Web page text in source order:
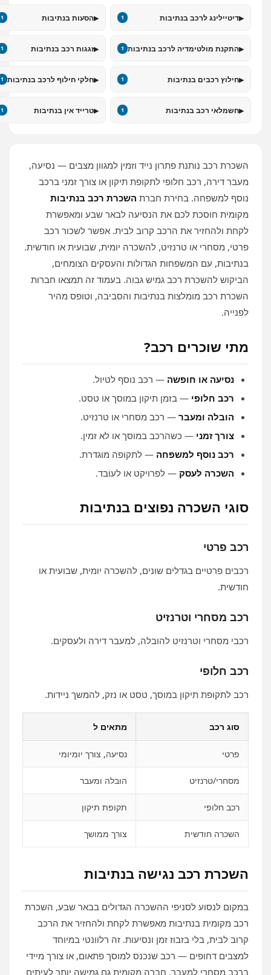
▸דיטיילינג לרכב בנתיבות 1
▸הסעות בנתיבות 1
▸התקנת מולטימדיה לרכב בנתיבות 1
▸זגגות רכב בנתיבות 1
▸חילוץ רכבים בנתיבות 1
▸חלקי חילוף לרכב בנתיבות 1
▸חשמלאי רכב בנתיבות 1
▸טרייד אין בנתיבות 1
השכרת רכב נותנת פתרון נייד וזמין למגוון מצבים — נסיעה,
מעבר דירה, רכב חלופי לתקופת תיקון או צורך זמני ברכב
נוסף למשפחה. בחירת חברת השכרת רכב בנתיבות
מקומית חוסכת לכם את הנסיעה לבאר שבע ומאפשרת
לקחת ולהחזיר את הרכב קרוב לבית. אפשר לשכור רכב
פרטי, מסחרי או טרנזיט, להשכרה יומית, שבועית או חודשית.
בנתיבות, עם המשפחות הגדולות והעסקים הצומחים,
הביקוש להשכרת רכב גמיש גבוה. בעמוד זה תמצאו חברות
השכרת רכב מומלצות בנתיבות והסביבה, וטופס מהיר
לפנייה.
מתי שוכרים רכב?
נסיעה או חופשה — רכב נוסף לטיול.
רכב חלופי — בזמן תיקון במוסך או טסט.
הובלה ומעבר — רכב מסחרי או טרנזיט.
צורך זמני — כשהרכב במוסך או לא זמין.
רכב נוסף למשפחה — לתקופה מוגדרת.
השכרה לעסק — לפרויקט או לעובד.
סוגי השכרה נפוצים בנתיבות
רכב פרטי
רכבים פרטיים בגדלים שונים, להשכרה יומית, שבועית או
חודשית.
רכב מסחרי וטרנזיט
רכבי מסחרי וטרנזיט להובלה, למעבר דירה ולעסקים.
רכב חלופי
רכב לתקופת תיקון במוסך, טסט או נזק, להמשך ניידות.
סוג רכב מתאים ל
פרטי נסיעה, צורך יומיומי
מסחרי/טרנזיט הובלה ומעבר
רכב חלופי תקופת תיקון
השכרה חודשית צורך ממושך
השכרת רכב נגישה בנתיבות
במקום לנסוע לסניפי ההשכרה הגדולים בבאר שבע, השכרת
רכב מקומית בנתיבות מאפשרת לקחת ולהחזיר את הרכב
קרוב לבית, בלי בזבוז זמן ונסיעות. זה רלוונטי במיוחד
למצבים דחופים — רכב שנכנס למוסך פתאום, או צורך מיידי
ברכב מסחרי למעבר. חברה מקומית גם גמישה יותר לעיתים